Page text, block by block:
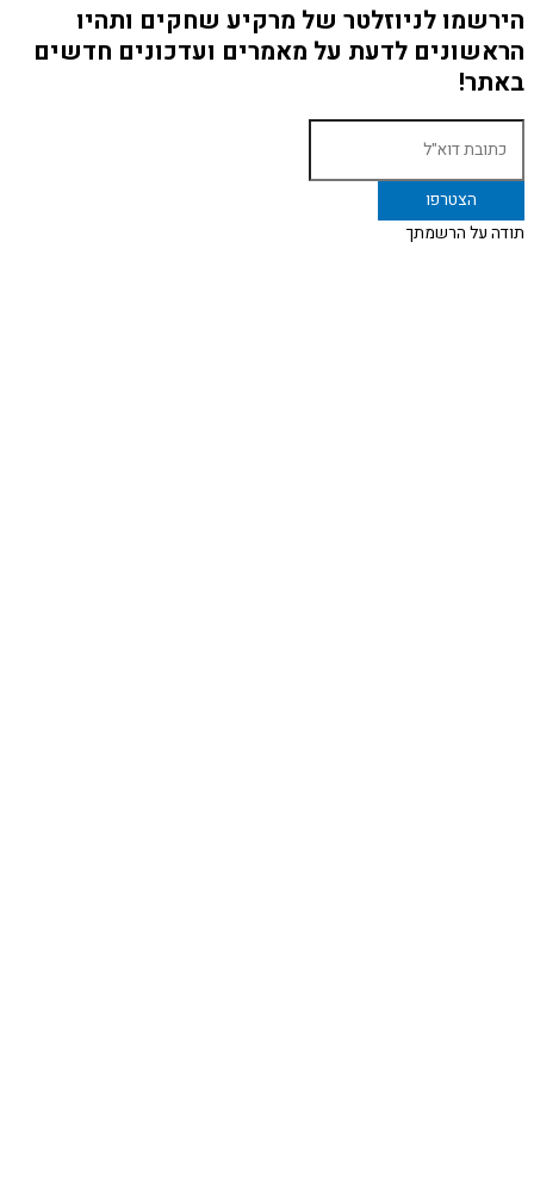
הירשמו לניוזלטר של מרקיע שחקים ותהיו
הראשונים לדעת על מאמרים ועדכונים חדשים
באתר!
תודה על הרשמתך